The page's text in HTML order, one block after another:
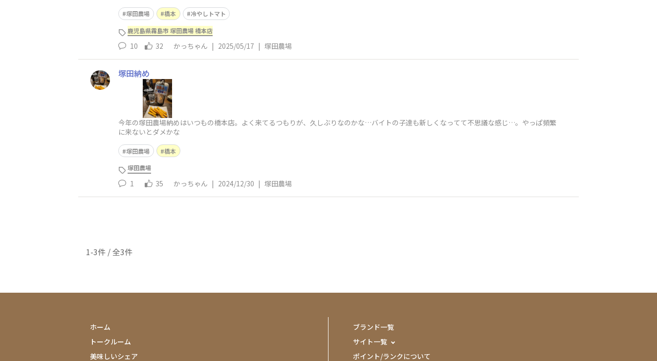
塚田農場 橋本 冷やしトマト
鹿児島県霧島市 塚田農場 橋本店
10 32 かっちゃん | 2025/05/17 | 塚田農場
塚田納め
今年の塚田農場納めはいつもの橋本店。よく来てるつもりが、久しぶりなのかな…バイトの子達も新しくなってて不思議な感じ…。やっぱ頻繁
に来ないとダメかな
塚田農場 橋本
塚田農場
1 35 かっちゃん | 2024/12/30 | 塚田農場
1-3件 / 全3件
ホーム
トークルーム
美味しいシェア
ブランド一覧
サイト一覧
ポイント/ランクについて